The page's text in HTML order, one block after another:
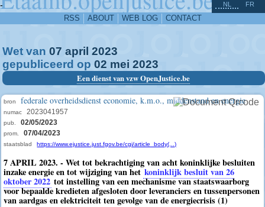
-
RSS ABOUT WEB LOG CONTACT
NL FR
Wet van 07 april 2023
gepubliceerd op 02 mei 2023
Een dienst van vzw OpenJustice.be
bron federale overheidsdienst economie, k.m.o., middenstand en energie
numac 2023041957
pub. 02/05/2023
prom. 07/04/2023
staatsblad https://www.ejustice.just.fgov.be/cgi/article_body(...)
7 APRIL 2023. - Wet tot bekrachtiging van acht koninklijke besluiten
inzake energie en tot wijziging van het koninklijk besluit van 26
oktober 2022 tot instelling van een mechanisme van staatswaarborg
voor bepaalde kredieten afgesloten door leveranciers en tussenpersonen
van aardgas en elektriciteit ten gevolge van de energiecrisis (1)
^